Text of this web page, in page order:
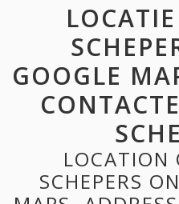
GOOGLE
LOCATION
SCHEPERS